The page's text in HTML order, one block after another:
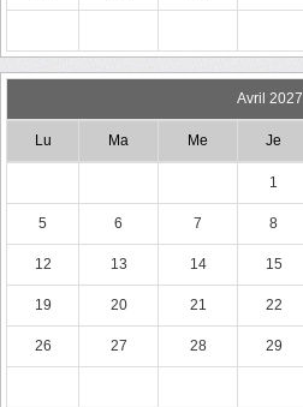
Avril 2027
Lu Ma Me Je
1
5 6 7 8
12 13 14 15
19 20 21 22
26 27 28 29